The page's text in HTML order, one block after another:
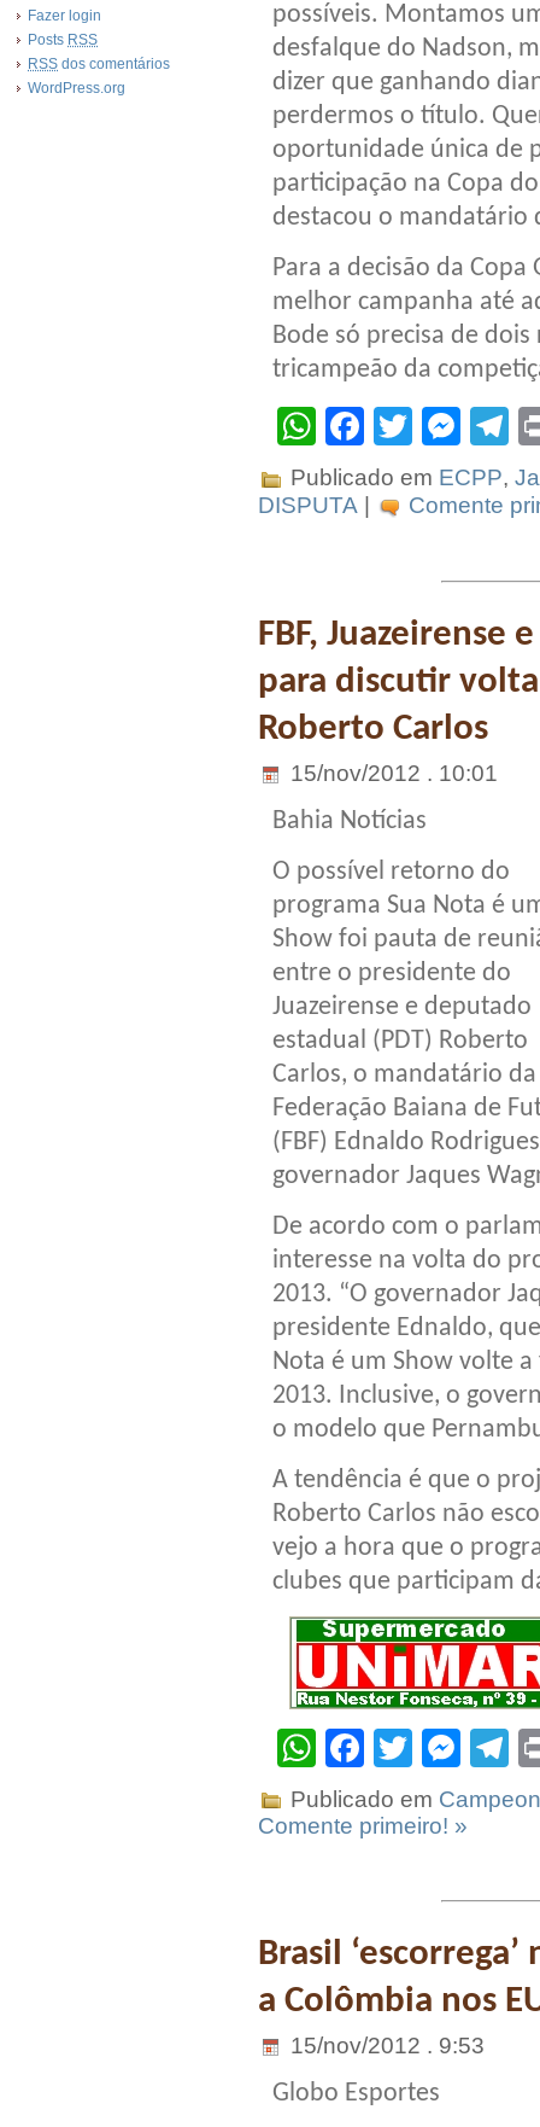
Fazer login
Posts RSS
RSS dos comentários
WordPress.org
possíveis. Montamos
desfalque do Nadson,
dizer que ganhando
perdermos o título.
oportunidade única de
participação na Copa
destacou o mandatário
Para a decisão da
melhor campanha até
Bode só precisa de
tricampeão da
WhatsApp
Facebook
Twitter
Publicado em ECPP,
DISPUTA
Comente
FBF, Juazeirense
para discutir
Roberto Carlos
15/nov/2012 . 10:01
Bahia Notícias
O possível retorno do
programa Sua Nota é
Show foi pauta de
entre o presidente do
Juazeirense e deputado
estadual (PDT) Roberto
Carlos, o mandatário da
Federação Baiana de
(FBF) Ednaldo
governador Jaques
De acordo com o
interesse na volta do
2013. “O governador
presidente Ednaldo,
Nota é um Show volte
2013. Inclusive, o
o modelo que
A tendência é que o
Roberto Carlos não
vejo a hora que o
clubes que participam
WhatsApp
Facebook
Twitter
Publicado em
Comente primeiro! »
Brasil
a Colômbia nos
15/nov/2012 . 9:53
Globo Esportes